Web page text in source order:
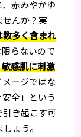
赤みやかゆ
せんか？実
多く含まれ
らないので
感肌に刺激
ージではな
全」という
き起こす可
ょう。